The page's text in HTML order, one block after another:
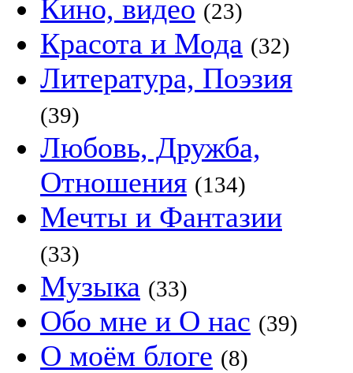
Кино, видео (23)
Красота и Мода (32)
Литература, Поэзия
(39)
Любовь, Дружба,
Отношения (134)
Мечты и Фантазии
(33)
Музыка (33)
Обо мне и О нас (39)
О моём блоге (8)